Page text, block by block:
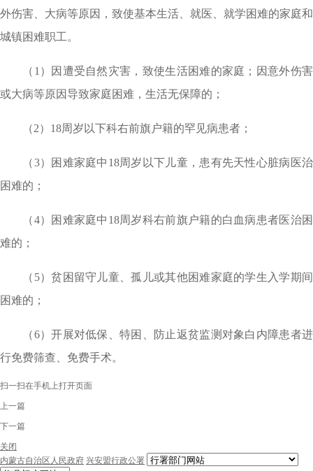
外伤害、大病等原因，致使基本生活、就医、就学困难的家庭和
城镇困难职工。
（1）因遭受自然灾害，致使生活困难的家庭；因意外伤害
或大病等原因导致家庭困难，生活无保障的；
（2）18周岁以下科右前旗户籍的罕见病患者；
（3）困难家庭中18周岁以下儿童，患有先天性心脏病医治
困难的；
（4）困难家庭中18周岁科右前旗户籍的白血病患者医治困
难的；
（5）贫困留守儿童、孤儿或其他困难家庭的学生入学期间
困难的；
（6）开展对低保、特困、防止返贫监测对象白内障患者进
行免费筛查、免费手术。
扫一扫在手机上打开页面
上一篇
下一篇
关闭
内蒙古自治区人民政府 兴安盟行政公署